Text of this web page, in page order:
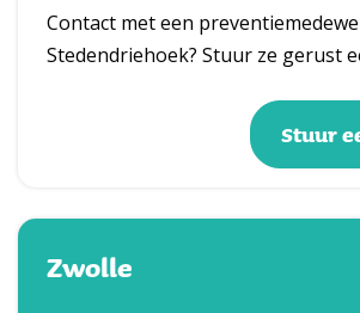
Contact met een
Stedendriehoek? Stuur ze gerust
Stuur
Zwolle